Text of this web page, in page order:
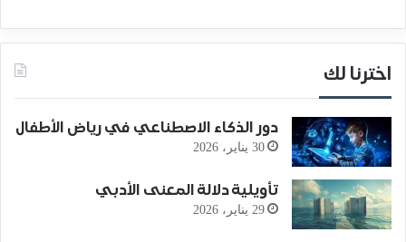
اخترنا لك
دور الذكاء الاصطناعي في رياض الأطفال
30 يناير، 2026
تأويلية دلالة المعنى الأدبي
29 يناير، 2026